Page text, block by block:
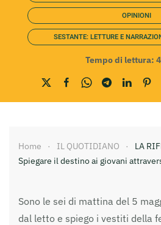
OPINIONI
SESTANTE: LETTURE E
Tempo di lettura: 4
Home IL QUOTIDIANO
LA
Spiegare il destino ai giovani
Sono le sei di mattina del 5
dal letto e spiego i vestiti della